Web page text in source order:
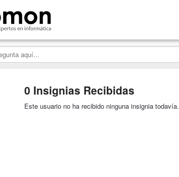
0 Insignias Recibidas
Este usuario no ha recibido ninguna insignia todavía.